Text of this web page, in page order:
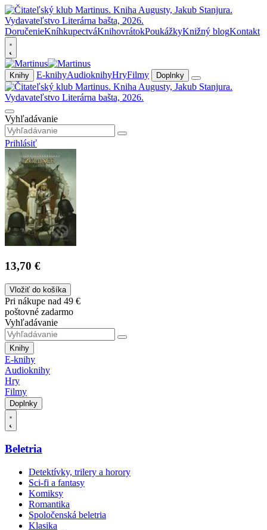
DoručenieKníhkupectváKnihovrátokPoukážkyKnižný blogKontakt
Knihy E-knihyAudioknihyHryFilmy Doplnky
Vyhľadávanie
Prihlásiť
13,70 €
Vložiť do košíka
Pri nákupe nad 49 €
poštovné zadarmo
Vyhľadávanie
Knihy
E-knihy
Audioknihy
Hry
Filmy
Doplnky
Beletria
Detektívky, trilery a horory
Sci-fi a fantasy
Komiksy
Romantika
Spoločenská beletria
Klasika